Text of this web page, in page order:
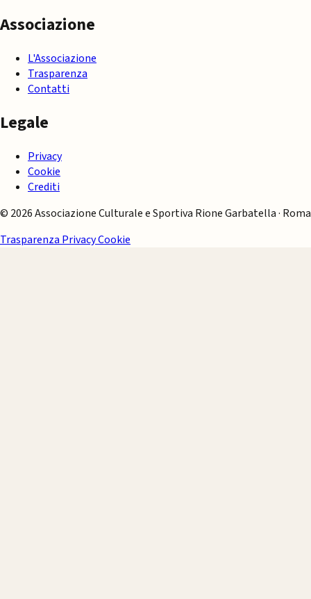
Associazione
L'Associazione
Trasparenza
Contatti
Legale
Privacy
Cookie
Crediti
© 2026 Associazione Culturale e Sportiva Rione Garbatella · Roma
Trasparenza PrivacyCookie